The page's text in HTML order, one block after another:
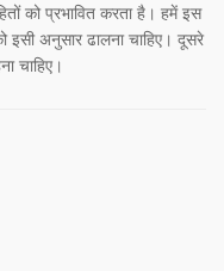
को प्रभावित करता है। हमें इस
इसी अनुसार ढालना चाहिए। दूसरे
चाहिए।